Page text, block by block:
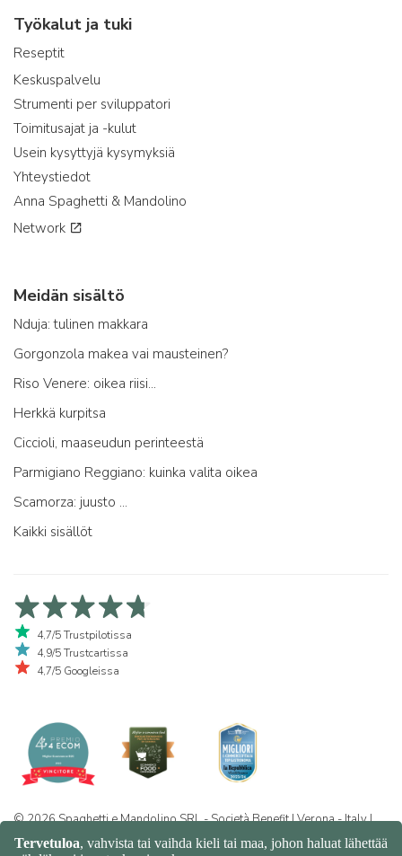
Työkalut ja tuki
Reseptit
Keskuspalvelu
Strumenti per sviluppatori
Toimitusajat ja -kulut
Usein kysyttyjä kysymyksiä
Yhteystiedot
Anna Spaghetti & Mandolino
Network
Meidän sisältö
Nduja: tulinen makkara
Gorgonzola makea vai mausteinen?
Riso Venere: oikea riisi...
Herkkä kurpitsa
Ciccioli, maaseudun perinteestä
Parmigiano Reggiano: kuinka valita oikea
Scamorza: juusto ...
Kaikki sisällöt
4,7/5 Trustpilotissa
4,9/5 Trustcartissa
4,7/5 Googleissa
© 2026 Spaghetti e Mandolino SRL - Società Benefit | Verona - Italy |
+39 351 865 9444 | P.I. IT04913730232 | Certificazione BIO: IT-BIO-
016.380-0110744.2026.001 | REA VR-455804 |Yksityisyys- ja